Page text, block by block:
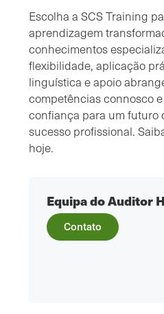
Escolha a SCS Training
aprendizagem
conhecimentos
flexibilidade, aplicação
linguística e apoio
competências connosco
confiança para um futuro
sucesso profissional.
hoje.
Equipa do Auditor
Contato